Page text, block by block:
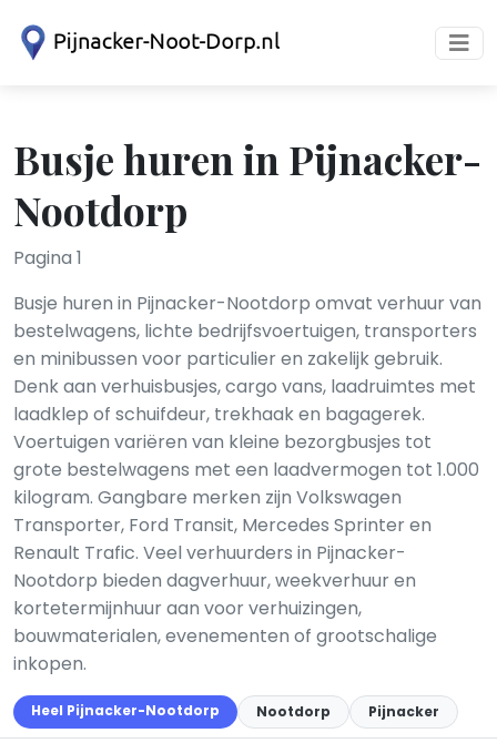
Busje huren in Pijnacker-
Nootdorp
Pagina 1
Busje huren in Pijnacker-Nootdorp omvat verhuur van
bestelwagens, lichte bedrijfsvoertuigen, transporters
en minibussen voor particulier en zakelijk gebruik.
Denk aan verhuisbusjes, cargo vans, laadruimtes met
laadklep of schuifdeur, trekhaak en bagagerek.
Voertuigen variëren van kleine bezorgbusjes tot
grote bestelwagens met een laadvermogen tot 1.000
kilogram. Gangbare merken zijn Volkswagen
Transporter, Ford Transit, Mercedes Sprinter en
Renault Trafic. Veel verhuurders in Pijnacker-
Nootdorp bieden dagverhuur, weekverhuur en
kortetermijnhuur aan voor verhuizingen,
bouwmaterialen, evenementen of grootschalige
inkopen.
Heel Pijnacker-Nootdorp Nootdorp Pijnacker